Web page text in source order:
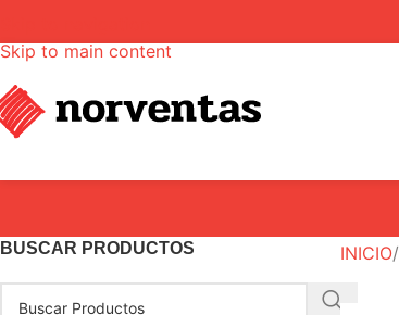
Skip to main content
BUSCAR PRODUCTOS INICIO